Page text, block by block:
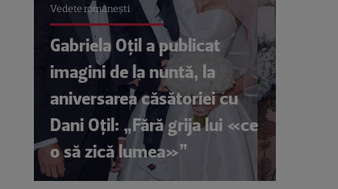
Vedete româneşti
Gabriela Oțil a publicat
imagini de la nuntă, la
aniversarea căsătoriei cu
Dani Oțil: „Fără grija lui «ce
o să zică lumea»”